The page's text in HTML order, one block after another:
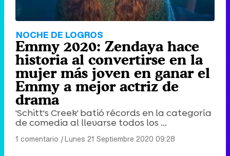
NOCHE DE LOGROS
Emmy 2020: Zendaya hace
historia al convertirse en la
mujer más joven en ganar el
Emmy a mejor actriz de
drama
'Schitt's Creek' batió récords en la categoría
de comedia al llevarse todos los ...
1 comentario |Lunes 21 Septiembre 2020 09:28